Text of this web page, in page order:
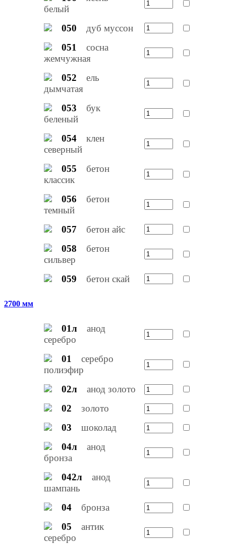
белый
050
дуб муссон
051
сосна
жемчужная
052
ель
дымчатая
053
бук
беленый
054
клен
северный
055
бетон
классик
056
бетон
темный
057
бетон айс
058
бетон
сильвер
059
бетон скай
2700 мм
01л
анод
серебро
01
серебро
полиэфир
02л
анод золото
02
золото
03
шоколад
04л
анод
бронза
042л
анод
шампань
04
бронза
05
антик
серебро